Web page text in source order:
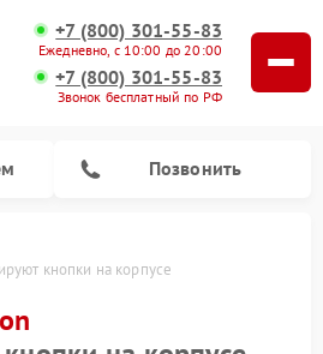
+7 (800) 301-55-83
Ежедневно, с 10:00 до 20:00
+7 (800) 301-55-83
Звонок бесплатный по РФ
Позвонить
кнопки на корпусе